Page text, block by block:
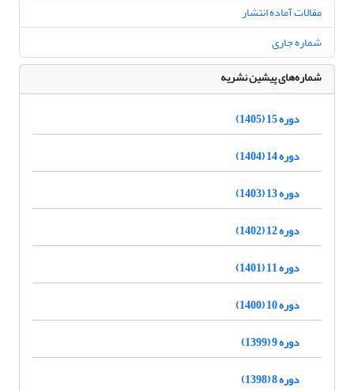
مقالات آماده انتشار
شماره جاری
شماره‌های پیشین نشریه
دوره 15 (1405)
دوره 14 (1404)
دوره 13 (1403)
دوره 12 (1402)
دوره 11 (1401)
دوره 10 (1400)
دوره 9 (1399)
دوره 8 (1398)